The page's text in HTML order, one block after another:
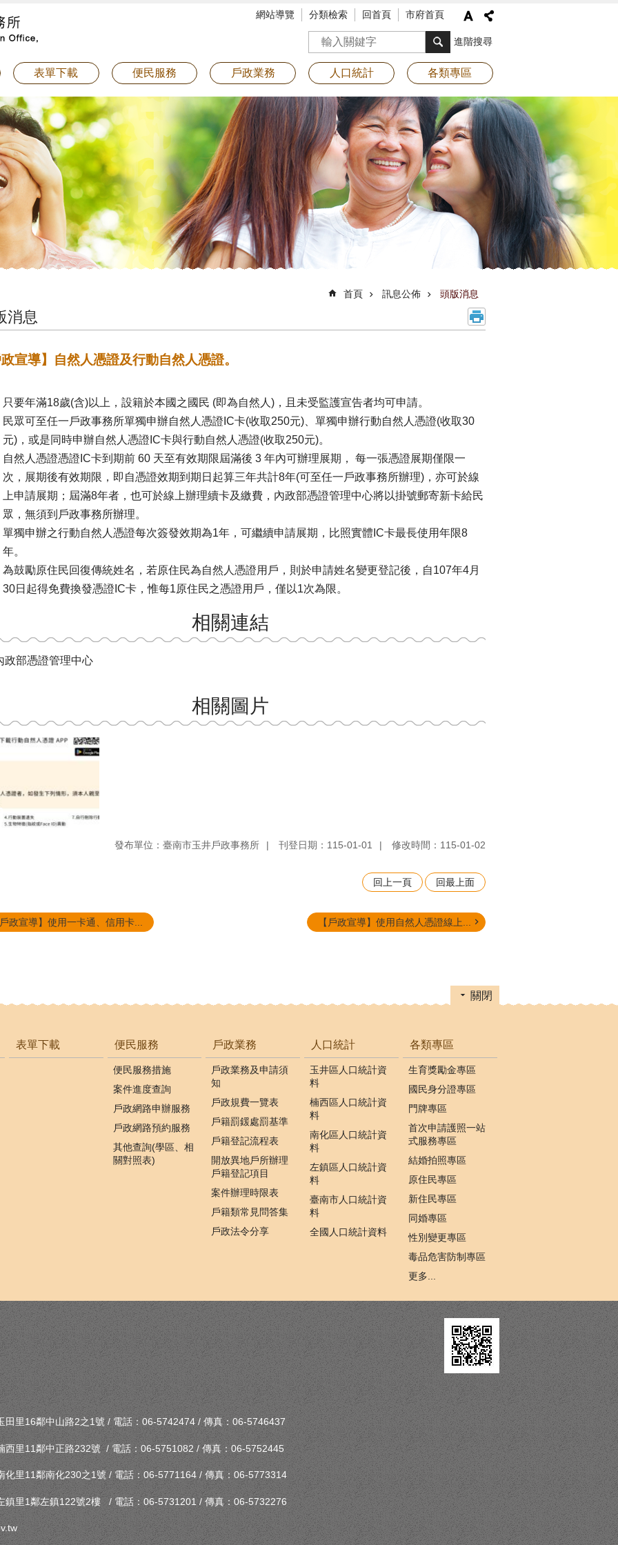
網站導覽 分類檢索 回首頁 市府首頁
搜尋 進階搜尋
表單下載 便民服務 戶政業務 人口統計 各類專區
首頁 訊息公佈 頭版消息
消息
宣導】自然人憑證及行動自然人憑證。
只要年滿18歲(含)以上，設籍於本國之國民 (即為自然人)，且未受監護宣告者均可申請。
民眾可至任一戶政事務所單獨申辦自然人憑證IC卡(收取250元)、單獨申辦行動自然人憑證(收取30
元)，或是同時申辦自然人憑證IC卡與行動自然人憑證(收取250元)。
自然人憑證憑證IC卡到期前 60 天至有效期限屆滿後 3 年內可辦理展期， 每一張憑證展期僅限一
次，展期後有效期限，即自憑證效期到期日起算三年共計8年(可至任一戶政事務所辦理)，亦可於線
上申請展期；屆滿8年者，也可於線上辦理續卡及繳費，內政部憑證管理中心將以掛號郵寄新卡給民
眾，無須到戶政事務所辦理。
單獨申辦之行動自然人憑證每次簽發效期為1年，可繼續申請展期，比照實體IC卡最長使用年限8
年。
為鼓勵原住民回復傳統姓名，若原住民為自然人憑證用戶，則於申請姓名變更登記後，自107年4月
30日起得免費換發憑證IC卡，惟每1原住民之憑證用戶，僅以1次為限。
相關連結
政部憑證管理中心
相關圖片
發布單位：臺南市玉井戶政事務所 刊登日期：115-01-01 修改時間：115-01-02
回上一頁 回最上面
政宣導】使用一卡通、信用卡... 【戶政宣導】使用自然人憑證線上...
關閉
表單下載 便民服務
便民服務措施
案件進度查詢
戶政網路申辦服務
戶政網路預約服務
其他查詢(學區、相
關對照表)
戶政業務
戶政業務及申請須
知
戶政規費一覽表
戶籍罰鍰處罰基準
戶籍登記流程表
開放異地戶所辦理
戶籍登記項目
案件辦理時限表
戶籍類常見問答集
戶政法令分享
人口統計
玉井區人口統計資
料
楠西區人口統計資
料
南化區人口統計資
料
左鎮區人口統計資
料
臺南市人口統計資
料
全國人口統計資料
各類專區
生育獎勵金專區
國民身分證專區
門牌專區
首次申請護照一站
式服務專區
結婚拍照專區
原住民專區
新住民專區
同婚專區
性別變更專區
毒品危害防制專區
更多...
里16鄰中山路2之1號 / 電話：06-5742474 / 傳真：06-5746437
里11鄰中正路232號 / 電話：06-5751082 / 傳真：06-5752445
里11鄰南化230之1號 / 電話：06-5771164 / 傳真：06-5773314
里1鄰左鎮122號2樓 / 電話：06-5731201 / 傳真：06-5732276